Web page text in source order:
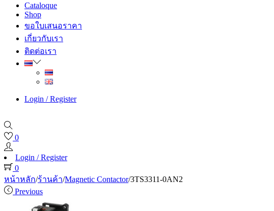
Cataloque
Shop
ขอใบเสนอราคา
เกี่ยวกับเรา
ติดต่อเรา
Login / Register
0
Login / Register
0
หน้าหลัก/ร้านค้า/Magnetic Contactor/3TS3311-0AN2
Previous